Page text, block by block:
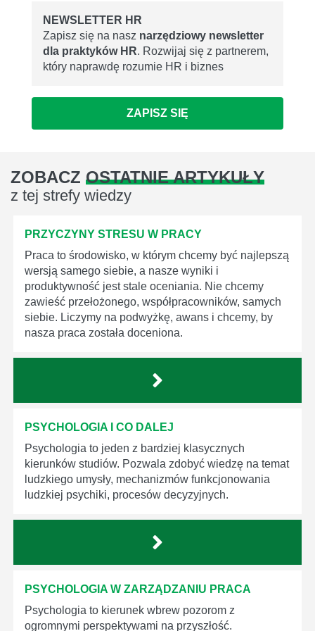
NEWSLETTER HR
Zapisz się na nasz narzędziowy newsletter
dla praktyków HR. Rozwijaj się z partnerem,
który naprawdę rozumie HR i biznes
ZAPISZ SIĘ
ZOBACZ OSTATNIE ARTYKUŁY
z tej strefy wiedzy
PRZYCZYNY STRESU W PRACY
Praca to środowisko, w którym chcemy być najlepszą
wersją samego siebie, a nasze wyniki i
produktywność jest stale oceniania. Nie chcemy
zawieść przełożonego, współpracowników, samych
siebie. Liczymy na podwyżkę, awans i chcemy, by
nasza praca została doceniona.
PSYCHOLOGIA I CO DALEJ
Psychologia to jeden z bardziej klasycznych
kierunków studiów. Pozwala zdobyć wiedzę na temat
ludzkiego umysły, mechanizmów funkcjonowania
ludzkiej psychiki, procesów decyzyjnych.
PSYCHOLOGIA W ZARZĄDZANIU PRACA
Psychologia to kierunek wbrew pozorom z
ogromnymi perspektywami na przyszłość.